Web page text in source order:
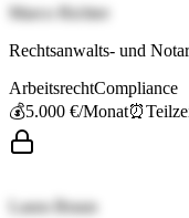
Marco Richter
Rechtsanwalts- und
ArbeitsrechtCompliance
💰5.000 €/Monat⏰
Laura Braun